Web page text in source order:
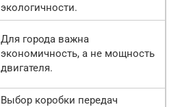
экологичности.
Для города важна
экономичность, а не мощность
двигателя.
Выбор коробки передач